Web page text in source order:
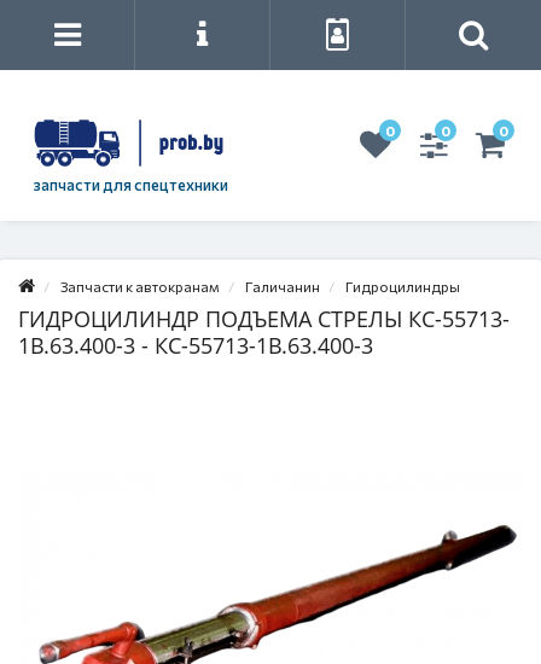
запчасти для спецтехники
0 0 0
Запчасти к автокранам Галичанин Гидроцилиндры
ГИДРОЦИЛИНДР ПОДЪЕМА СТРЕЛЫ КС-55713-
1В.63.400-3 - КС-55713-1В.63.400-3